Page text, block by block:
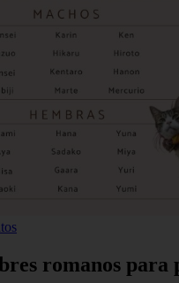
romanos para